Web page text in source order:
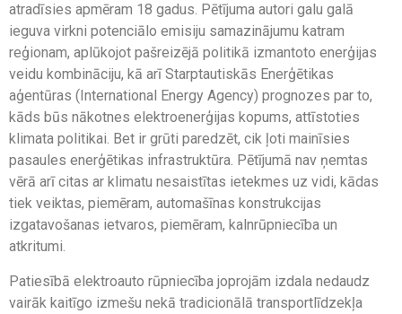
atradīsies apmēram 18 gadus. Pētījuma autori galu galā
ieguva virkni potenciālo emisiju samazinājumu katram
reģionam, aplūkojot pašreizējā politikā izmantoto enerģijas
veidu kombināciju, kā arī Starptautiskās Enerģētikas
aģentūras (International Energy Agency) prognozes par to,
kāds būs nākotnes elektroenerģijas kopums, attīstoties
klimata politikai. Bet ir grūti paredzēt, cik ļoti mainīsies
pasaules enerģētikas infrastruktūra. Pētījumā nav ņemtas
vērā arī citas ar klimatu nesaistītas ietekmes uz vidi, kādas
tiek veiktas, piemēram, automašīnas konstrukcijas
izgatavošanas ietvaros, piemēram, kalnrūpniecība un
atkritumi.
Patiesībā elektroauto rūpniecība joprojām izdala nedaudz
vairāk kaitīgo izmešu nekā tradicionālā transportlīdzekļa